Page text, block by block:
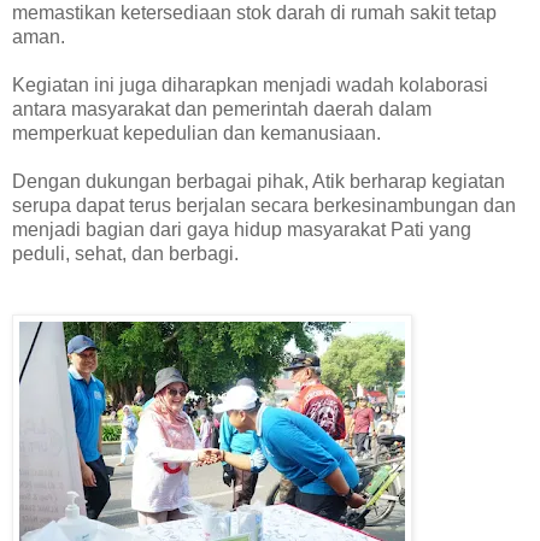
memastikan ketersediaan stok darah di rumah sakit tetap
aman.
Kegiatan ini juga diharapkan menjadi wadah kolaborasi
antara masyarakat dan pemerintah daerah dalam
memperkuat kepedulian dan kemanusiaan.
Dengan dukungan berbagai pihak, Atik berharap kegiatan
serupa dapat terus berjalan secara berkesinambungan dan
menjadi bagian dari gaya hidup masyarakat Pati yang
peduli, sehat, dan berbagi.